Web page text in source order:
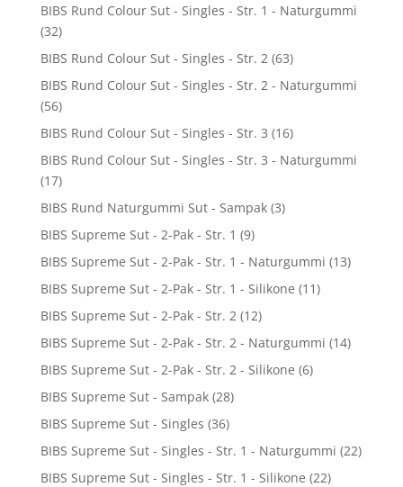
BIBS Rund Colour Sut - Singles - Str. 1 - Naturgummi
(32)
BIBS Rund Colour Sut - Singles - Str. 2 (63)
BIBS Rund Colour Sut - Singles - Str. 2 - Naturgummi
(56)
BIBS Rund Colour Sut - Singles - Str. 3 (16)
BIBS Rund Colour Sut - Singles - Str. 3 - Naturgummi
(17)
BIBS Rund Naturgummi Sut - Sampak (3)
BIBS Supreme Sut - 2-Pak - Str. 1 (9)
BIBS Supreme Sut - 2-Pak - Str. 1 - Naturgummi (13)
BIBS Supreme Sut - 2-Pak - Str. 1 - Silikone (11)
BIBS Supreme Sut - 2-Pak - Str. 2 (12)
BIBS Supreme Sut - 2-Pak - Str. 2 - Naturgummi (14)
BIBS Supreme Sut - 2-Pak - Str. 2 - Silikone (6)
BIBS Supreme Sut - Sampak (28)
BIBS Supreme Sut - Singles (36)
BIBS Supreme Sut - Singles - Str. 1 - Naturgummi (22)
BIBS Supreme Sut - Singles - Str. 1 - Silikone (22)